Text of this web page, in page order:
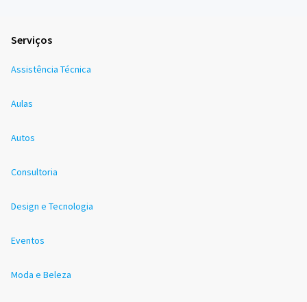
Serviços
Assistência Técnica
Aulas
Autos
Consultoria
Design e Tecnologia
Eventos
Moda e Beleza